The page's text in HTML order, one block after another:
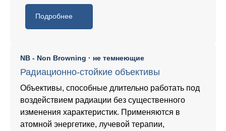
Подробнее
NB - Non Browning · не темнеющие
Радиационно-стойкие объективы
Объективы, способные длительно работать под
воздействием радиации без существенного
изменения характеристик. Применяются в
атомной энергетике, лучевой терапии,